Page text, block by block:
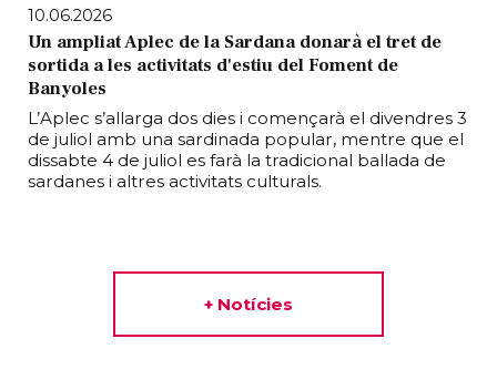
10.06.2026
Un ampliat Aplec de la Sardana donarà el tret de
sortida a les activitats d'estiu del Foment de
Banyoles
L’Aplec s’allarga dos dies i començarà el divendres 3
de juliol amb una sardinada popular, mentre que el
dissabte 4 de juliol es farà la tradicional ballada de
sardanes i altres activitats culturals.
+ Notícies